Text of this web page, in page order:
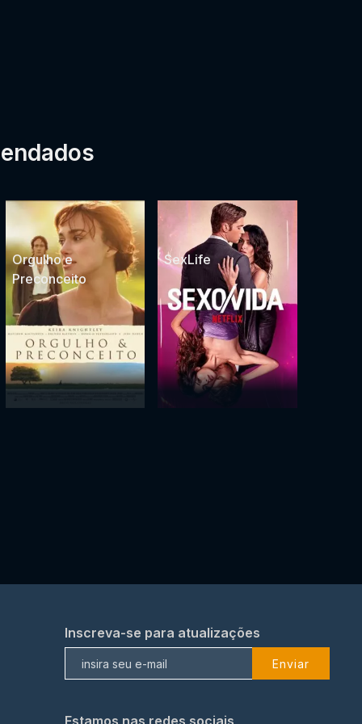
Orgulho e
Preconceito
SexLife
Inscreva-se para atualizações
Enviar